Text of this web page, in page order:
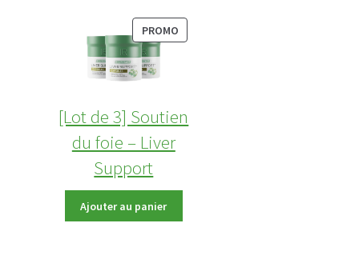
prénom
PROMOPRODUIT
EN
[Lot de 3] Soutien
du foie – Liver
Support
disponible
Ajouter au panier